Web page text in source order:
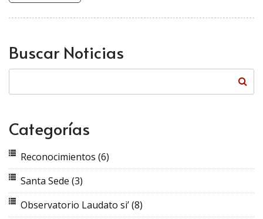
Buscar Noticias
Categorías
Reconocimientos (6)
Santa Sede (3)
Observatorio Laudato si’(8)